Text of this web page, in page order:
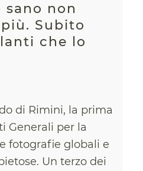
sano non
Subito
che lo
di Rimini, la prima
Generali per la
fotografie globali e
Un terzo dei